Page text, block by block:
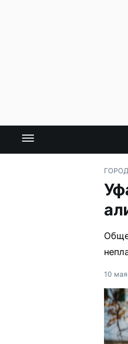
ГОРОД
10